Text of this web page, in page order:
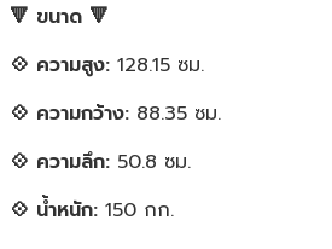
🔻 ขนาด 🔻
💠 ความสูง: 128.15 ซม.
💠 ความกว้าง: 88.35 ซม.
💠 ความลึก: 50.8 ซม.
💠 น้ำหนัก: 150 กก.